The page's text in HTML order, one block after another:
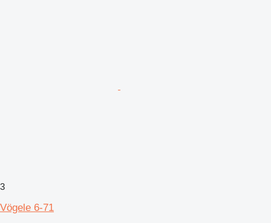
3
Vögele 6-71